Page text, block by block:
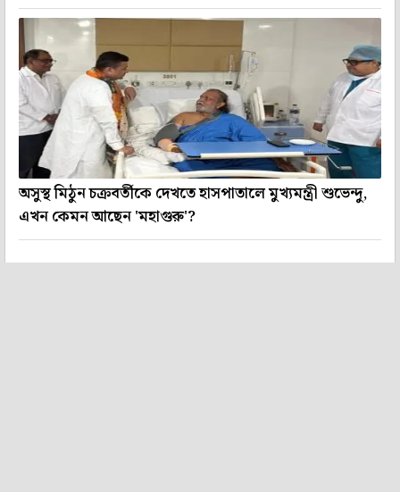
অসুস্থ মিঠুন চক্রবর্তীকে দেখতে হাসপাতালে মুখ্যমন্ত্রী শুভেন্দু,
এখন কেমন আছেন 'মহাগুরু'?